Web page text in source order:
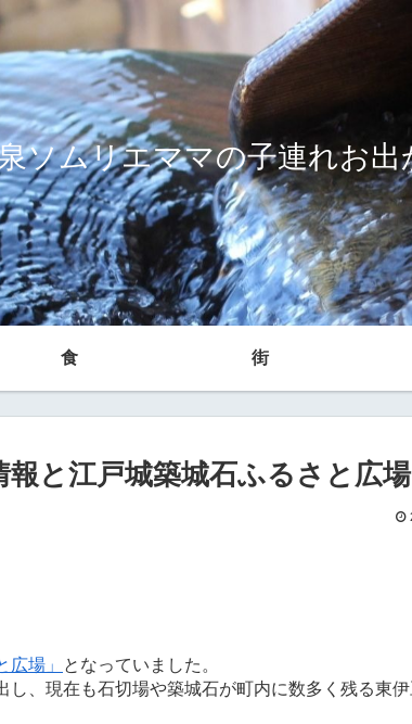
ソムリエママの子連れお出
食 街
と江戸城築城石ふるさと広場
広場」
となっていました。
、現在も石切場や築城石が町内に数多く残る東